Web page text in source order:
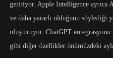
getiriyor. Apple Intelligence ayrıca
ve daha yararlı olduğunu
oluşturuyor. ChatGPT
gibi diğer özellikler önümüzdeki